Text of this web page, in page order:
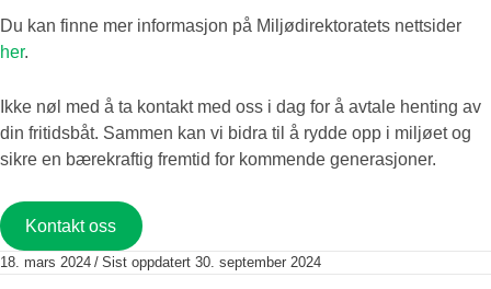
Du kan finne mer informasjon på Miljødirektoratets nettsider
her.
Ikke nøl med å ta kontakt med oss i dag for å avtale henting av
din fritidsbåt. Sammen kan vi bidra til å rydde opp i miljøet og
sikre en bærekraftig fremtid for kommende generasjoner.
Kontakt oss
18. mars 2024 / Sist oppdatert 30. september 2024